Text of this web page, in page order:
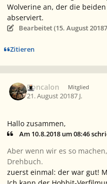
Wolverine an, der die
abserviert.
Bearbeitet (15. August 2018
Zitieren
Roncalon Mitglied
21. August 20187 J.
Hallo zusammen,
Am 10.8.2018 um 08:46
Aber wenn wir es so
Drehbuch.
zuerst einmal: der war gut!